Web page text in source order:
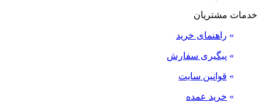
خدمات مشتریان
» راهنمای خرید
» پیگیری سفارش
» قوانین سایت
» خرید عمده